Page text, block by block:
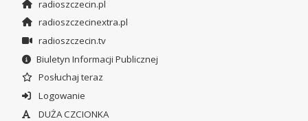
radioszczecin.pl
radioszczecinextra.pl
radioszczecin.tv
Biuletyn Informacji Publicznej
Posłuchaj teraz
Logowanie
DUŻA CZCIONKA